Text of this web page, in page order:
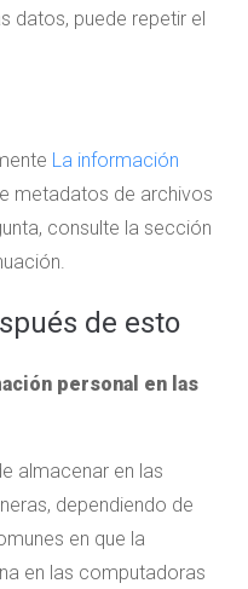
datos, puede repetir el
La información
metadatos de archivos
consulte la sección
de esto
personal en las
almacenar en las
dependiendo de
en que la
en las computadoras